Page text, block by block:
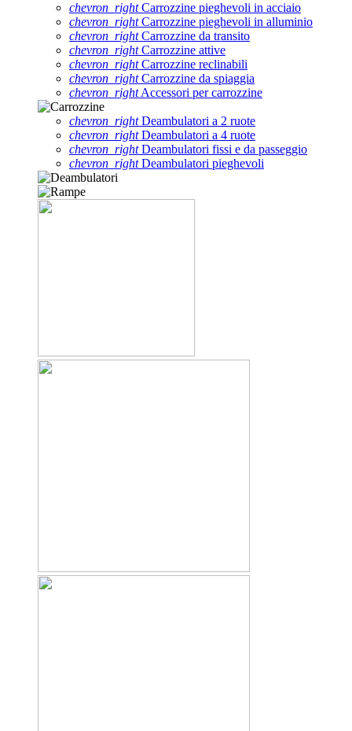
chevron_rightCarrozzine pieghevoli in acciaio
chevron_rightCarrozzine pieghevoli in alluminio
chevron_rightCarrozzine da transito
chevron_rightCarrozzine attive
chevron_rightCarrozzine reclinabili
chevron_rightCarrozzine da spiaggia
chevron_rightAccessori per carrozzine
chevron_rightDeambulatori a 2 ruote
chevron_rightDeambulatori a 4 ruote
chevron_rightDeambulatori fissi e da passeggio
chevron_rightDeambulatori pieghevoli